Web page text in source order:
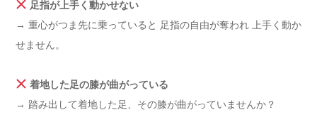
足指が上手く動かせない
→ 重心がつま先に乗っていると 足指の自由が奪われ 上手く動か
せません。
着地した足の膝が曲がっている
→ 踏み出して着地した足、その膝が曲がっていませんか？